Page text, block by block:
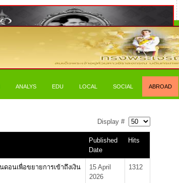
ANALYS EDU LOCAL SOCIAL ABROAD
Display #
Published
Date
Hits
อนเพื่อขยายการเข้าถึงเงิน
15 April
2026
1312